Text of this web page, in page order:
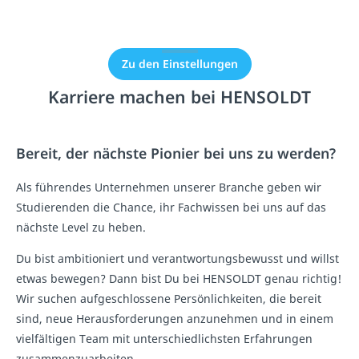
Zu den Einstellungen
Karriere machen bei HENSOLDT
Bereit, der nächste Pionier bei uns zu werden?
Als führendes Unternehmen unserer Branche geben wir
Studierenden die Chance, ihr Fachwissen bei uns auf das
nächste Level zu heben.
Du bist ambitioniert und verantwortungsbewusst und willst
etwas bewegen? Dann bist Du bei HENSOLDT genau richtig!
Wir suchen aufgeschlossene Persönlichkeiten, die bereit
sind, neue Herausforderungen anzunehmen und in einem
vielfältigen Team mit unterschiedlichsten Erfahrungen